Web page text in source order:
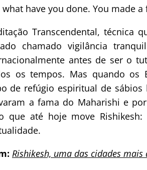
what have you done. You made
Transcendental, técnica
chamado vigilância
antes de ser o
os tempos. Mas quando os
de refúgio espiritual de sábios
a fama do Maharishi e
que até hoje move
Rishikesh, uma das cidades